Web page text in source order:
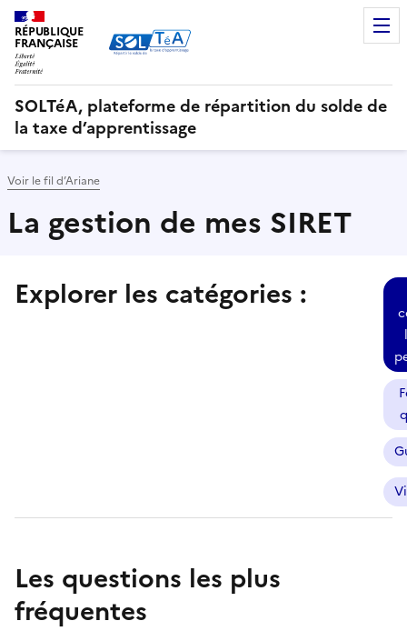
RÉPUBLIQUE
FRANÇAISE
SOLTéA, plateforme de répartition du solde de
la taxe d’apprentissage
Voir le fil d’Ariane
La gestion de mes SIRET
Explorer les catégories :
Sélectionner une des thématiques suivantes et
Les questions les plus
fréquentes